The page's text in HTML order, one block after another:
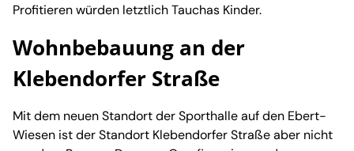
Profitieren würden letztlich Tauchas Kinder.
Wohnbebauung an der
Klebendorfer Straße
Mit dem neuen Standort der Sporthalle auf den Ebert-
Wiesen ist der Standort Klebendorfer Straße aber nicht